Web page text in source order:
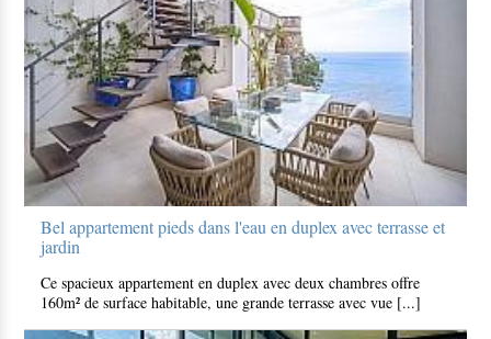
Bel appartement pieds dans l'eau en duplex avec terrasse et
jardin
Ce spacieux appartement en duplex avec deux chambres offre
160m² de surface habitable, une grande terrasse avec vue [...]